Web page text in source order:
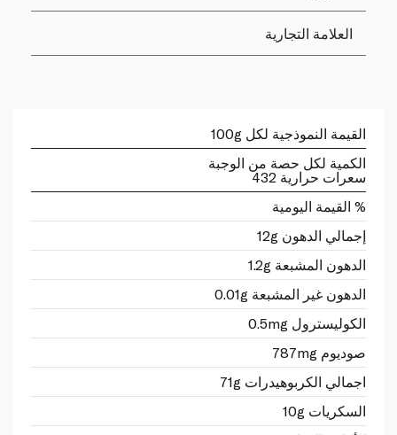
العلامة التجارية
القيمة النموذجية لكل 100g
الكمية لكل حصة من الوجبة
سعرات حرارية 432
% القيمة اليومية
إجمالي الدهون 12g
الدهون المشبعة 1.2g
الدهون غير المشبعة 0.01g
الكوليسترول 0.5mg
صوديوم 787mg
اجمالي الكربوهيدرات 71g
السكريات 10g